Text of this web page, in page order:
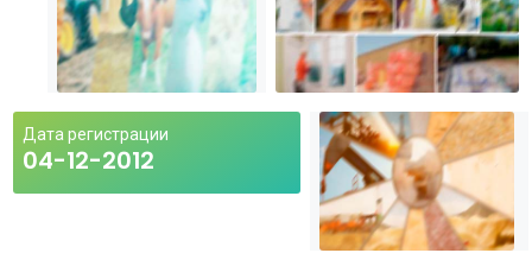
Дата регистрации
04-12-2012